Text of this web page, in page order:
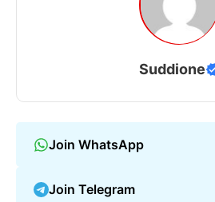
Suddione
Join WhatsApp
Join Telegram